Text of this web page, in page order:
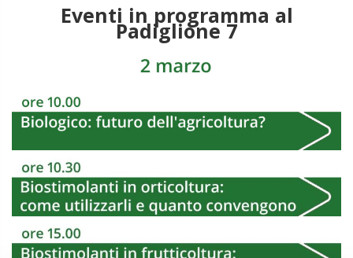
Eventi in programma al
Padiglione 7